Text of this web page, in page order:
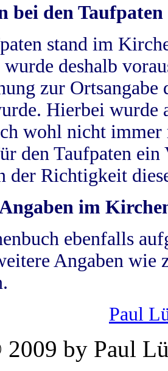
bei den Taufpaten
stand im
deshalb
zur
Hierbei wurde
wohl nicht
den Taufpaten
der Richtigkeit
im
ebenfalls
Angaben wie
Paul
by Paul